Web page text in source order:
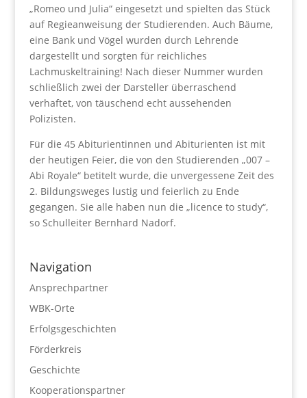
„Romeo und Julia“ eingesetzt und spielten das Stück
auf Regieanweisung der Studierenden. Auch Bäume,
eine Bank und Vögel wurden durch Lehrende
dargestellt und sorgten für reichliches
Lachmuskeltraining! Nach dieser Nummer wurden
schließlich zwei der Darsteller überraschend
verhaftet, von täuschend echt aussehenden
Polizisten.
Für die 45 Abiturientinnen und Abiturienten ist mit
der heutigen Feier, die von den Studierenden „007 –
Abi Royale“ betitelt wurde, die unvergessene Zeit des
2. Bildungsweges lustig und feierlich zu Ende
gegangen. Sie alle haben nun die „licence to study“,
so Schulleiter Bernhard Nadorf.
Navigation
Ansprechpartner
WBK-Orte
Erfolgsgeschichten
Förderkreis
Geschichte
Kooperationspartner